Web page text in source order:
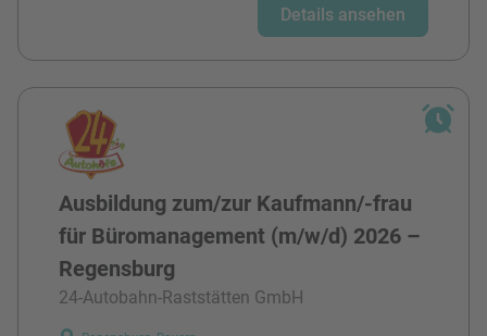
Details ansehen
Ausbildung zum/zur Kaufmann/-frau
für Büromanagement (m/w/d) 2026 –
Regensburg
24-Autobahn-Raststätten GmbH